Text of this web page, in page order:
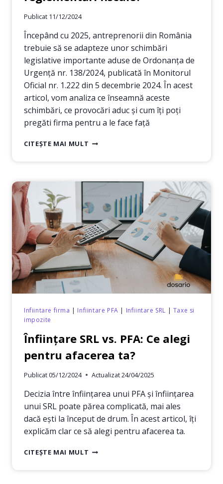
Publicat 11/12/2024
Începând cu 2025, antreprenorii din România
trebuie să se adapteze unor schimbări
legislative importante aduse de Ordonanța de
Urgență nr. 138/2024, publicată în Monitorul
Oficial nr. 1.222 din 5 decembrie 2024. În acest
articol, vom analiza ce înseamnă aceste
schimbări, ce provocări aduc și cum îți poți
pregăti firma pentru a le face față
CITEȘTE MAI MULT OUG
ÎȚI
FIRMA
PENTRU
NOILE
REGLEMENTĂRI
FISCALE?
Infiintare firma | Infiintare PFA | Infiintare SRL | Taxe si
impozite
Înființare SRL vs. PFA: Ce alegi
pentru afacerea ta?
Publicat05/12/2024 Actualizat24/04/2025
Decizia între înființarea unui PFA și înființarea
unui SRL poate părea complicată, mai ales
dacă ești la început de drum. În acest articol, îți
explicăm clar ce să alegi pentru afacerea ta.
CITEȘTE MAI MULT ÎNFIINȚARE